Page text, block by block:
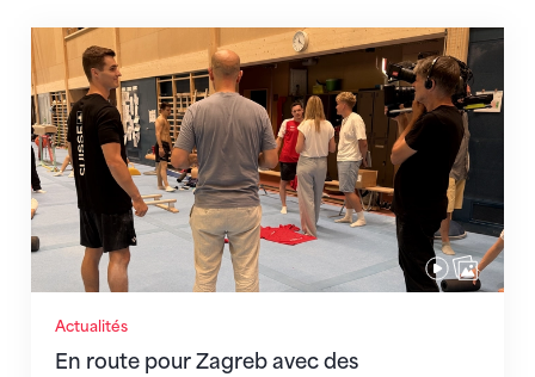
Actualités
En route pour Zagreb avec des
En route pour Zagreb avec des objectifs clairs